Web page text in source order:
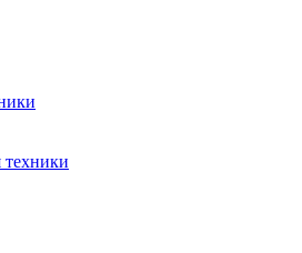
техники